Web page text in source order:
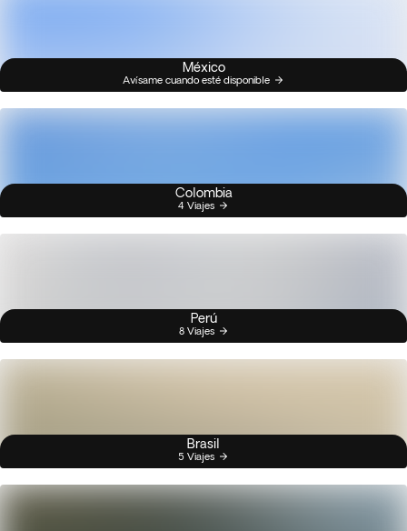
México
Avísame cuando esté disponible
Colombia
4 Viajes
Perú
8 Viajes
Brasil
5 Viajes